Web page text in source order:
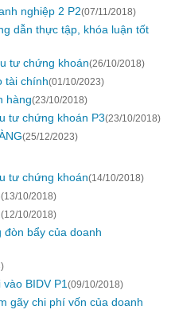
nghiệp 2 P2(07/11/2018)
dẫn thực tập, khóa luận tốt
tư chứng khoán(26/10/2018)
tài chính(01/10/2023)
hàng(23/10/2018)
tư chứng khoán P3(23/10/2018)
(25/12/2023)
tư chứng khoán(14/10/2018)
(13/10/2018)
(12/10/2018)
bẩy của doanh
BIDV P1 (09/10/2018)
gãy chi phí vốn của doanh